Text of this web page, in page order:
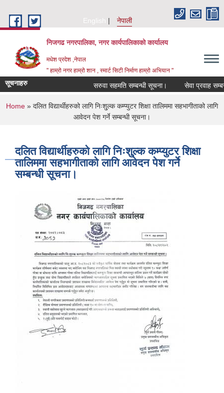
English
नेपाली
निजगढ नगरपालिका, नगर कार्यपालिकाको कार्यालय
मधेश प्रदेश ,नेपाल
" हाम्रो नगर हाम्रो शान , स्मार्ट सिटी निर्माण हाम्रो अभियान "
सूचनाहरु सरुवा सहमति सम्बन्धी सूचना। सेवा प्रवाह
You are here
Home » दलित विद्यार्थीहरुको लागि निःशु्ल्क कम्प्युटर शिक्षा तालिममा सहभागीताको लागि
आवेदन पेश गर्ने सम्बन्धी सूचना।
दलित विद्यार्थीहरुको लागि निःशु्ल्क कम्प्युटर शिक्षा
तालिममा सहभागीताको लागि आवेदन पेश गर्ने
सम्बन्धी सूचना।